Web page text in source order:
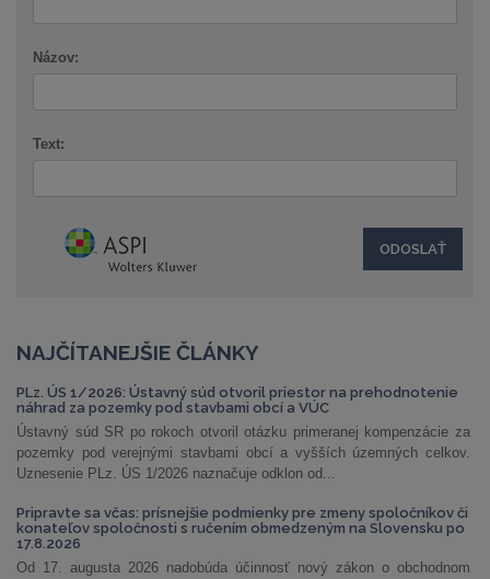
Názov:
Text:
NAJČÍTANEJŠIE ČLÁNKY
PLz. ÚS 1/2026: Ústavný súd otvoril priestor na prehodnotenie
náhrad za pozemky pod stavbami obcí a VÚC
Ústavný súd SR po rokoch otvoril otázku primeranej kompenzácie za
pozemky pod verejnými stavbami obcí a vyšších územných celkov.
Uznesenie PLz. ÚS 1/2026 naznačuje odklon od...
Pripravte sa včas: prísnejšie podmienky pre zmeny spoločníkov či
konateľov spoločnosti s ručením obmedzeným na Slovensku po
17.8.2026
Od 17. augusta 2026 nadobúda účinnosť nový zákon o obchodnom